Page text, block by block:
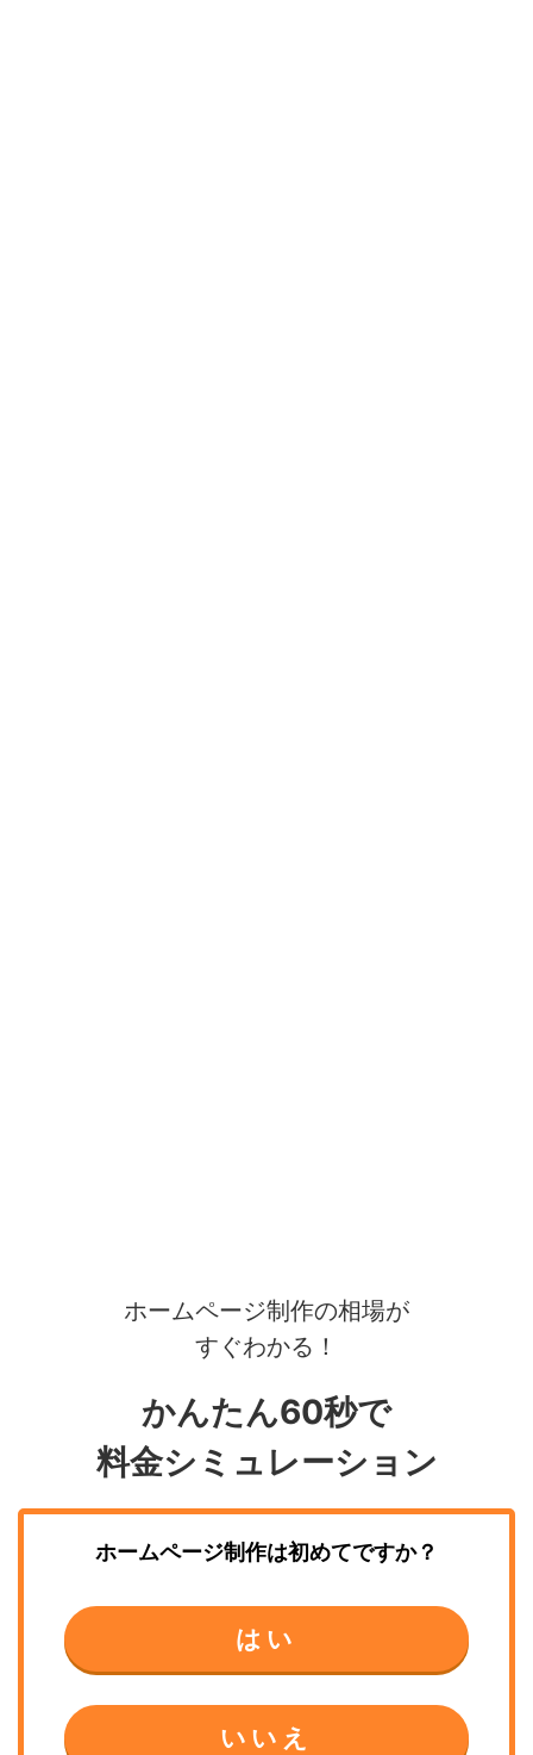
ホームページ制作の相場が
すぐわかる！
かんたん60秒で
料金シミュレーション
ホームページ制作は初めてですか？
はい
いいえ